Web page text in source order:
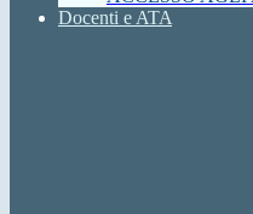
Docenti e ATA